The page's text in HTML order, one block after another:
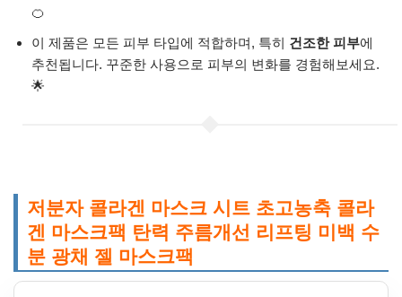
🍊
이 제품은 모든 피부 타입에 적합하며, 특히 건조한 피부에
추천됩니다. 꾸준한 사용으로 피부의 변화를 경험해보세요.
🌟
저분자 콜라겐 마스크 시트 초고농축 콜라
겐 마스크팩 탄력 주름개선 리프팅 미백 수
분 광채 젤 마스크팩